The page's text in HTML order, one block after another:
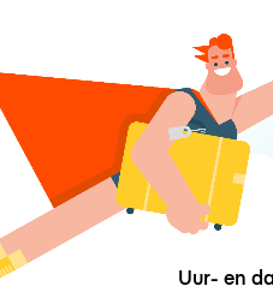
Uur- en